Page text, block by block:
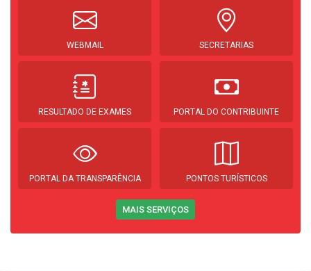
WEBMAIL SECRETARIAS
RESULTADO DE EXAMES PORTAL DO CONTRIBUINTE
PORTAL DA TRANSPARÊNCIA PONTOS TURÍSTICOS
MAIS SERVIÇOS